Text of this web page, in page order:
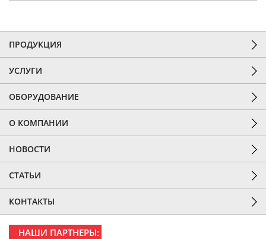
ПРОДУКЦИЯ
УСЛУГИ
ОБОРУДОВАНИЕ
О КОМПАНИИ
НОВОСТИ
СТАТЬИ
КОНТАКТЫ
НАШИ ПАРТНЕРЫ: